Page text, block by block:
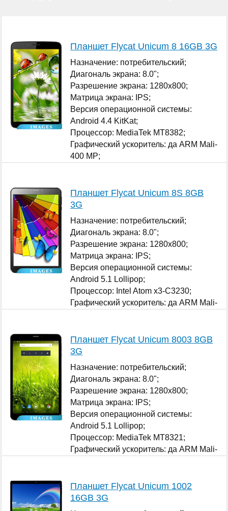
Планшет Flycat Unicum 8 16GB 3G
Назначение: потребительский;
Диагональ экрана: 8.0";
Разрешение экрана: 1280x800;
Матрица экрана: IPS;
Версия операционной системы:
Android 4.4 KitKat;
Процессор: MediaTek MT8382;
Графический ускоритель: да ARM Mali-
400 MP;
Планшет Flycat Unicum 8S 8GB
3G
Назначение: потребительский;
Диагональ экрана: 8.0";
Разрешение экрана: 1280x800;
Матрица экрана: IPS;
Версия операционной системы:
Android 5.1 Lollipop;
Процессор: Intel Atom x3-C3230;
Графический ускоритель: да ARM Mali-
Планшет Flycat Unicum 8003 8GB
3G
Назначение: потребительский;
Диагональ экрана: 8.0";
Разрешение экрана: 1280x800;
Матрица экрана: IPS;
Версия операционной системы:
Android 5.1 Lollipop;
Процессор: MediaTek MT8321;
Графический ускоритель: да ARM Mali-
Планшет Flycat Unicum 1002
16GB 3G